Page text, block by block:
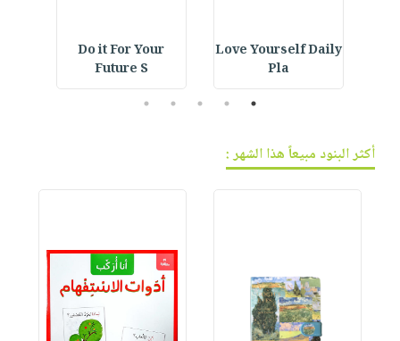
Love Yourself Daily
Pla
Do it For Your
Future S
1
2
3
4
5
أكثر البنود مبيعاً هذا الشهر :